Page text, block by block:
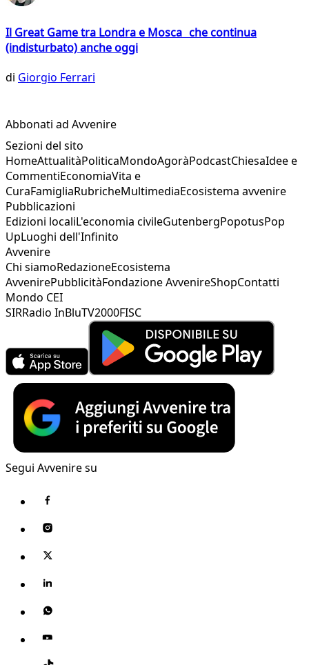
Il Great Game tra Londra e Mosca che continua
(indisturbato) anche oggi
di Giorgio Ferrari
Abbonati ad Avvenire
Sezioni del sito
HomeAttualitàPoliticaMondoAgoràPodcastChiesaIdee e
CommentiEconomiaVita e
CuraFamigliaRubricheMultimediaEcosistema avvenire
Pubblicazioni
Edizioni localiL'economia civileGutenbergPopotusPop
UpLuoghi dell'Infinito
Avvenire
Chi siamoRedazioneEcosistema
AvvenirePubblicitàFondazione AvvenireShopContatti
Mondo CEI
SIRRadio InBluTV2000FISC
Segui Avvenire su